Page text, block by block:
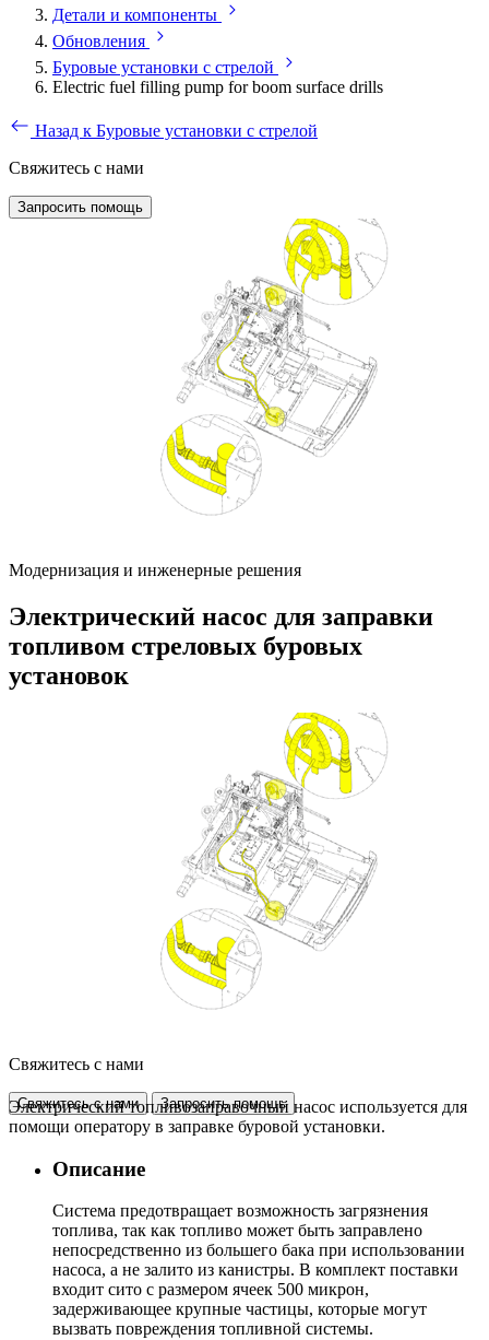
Детали и компоненты
Обновления
Буровые установки с стрелой
Electric fuel filling pump for boom surface drills
Назад к Буровые установки с стрелой
Свяжитесь с нами
Запросить помощь
Модернизация и инженерные решения
Электрический насос для заправки
топливом стреловых буровых
установок
Свяжитесь с нами
Свяжитесь с нами Запросить помощь
Электрический топливозаправочный насос используется для
помощи оператору в заправке буровой установки.
Описание
Система предотвращает возможность загрязнения
топлива, так как топливо может быть заправлено
непосредственно из большего бака при использовании
насоса, а не залито из канистры. В комплект поставки
входит сито с размером ячеек 500 микрон,
задерживающее крупные частицы, которые могут
вызвать повреждения топливной системы.